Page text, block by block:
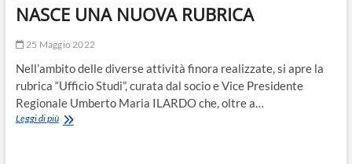
DI
EROGAZIONE
CONTRIBUTI
AI
COMUNI
NASCE UNA NUOVA RUBRICA
25 Maggio 2022
Nell’ambito delle diverse attività finora realizzate, si apre la
rubrica “Ufficio Studi”, curata dal socio e Vice Presidente
Regionale Umberto Maria ILARDO che, oltre a…
Leggi di piùNASCE